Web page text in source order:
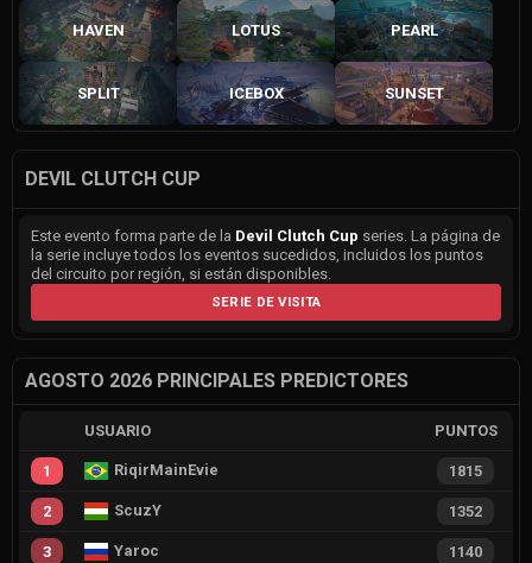
HAVEN LOTUS PEARL
SPLIT ICEBOX SUNSET
DEVIL CLUTCH CUP
Este evento forma parte de la Devil Clutch Cup series. La página de
la serie incluye todos los eventos sucedidos, incluidos los puntos
del circuito por región, si están disponibles.
SERIE DE VISITA
AGOSTO 2026 PRINCIPALES PREDICTORES
USUARIO PUNTOS
1 RiqirMainEvie 1815
2 ScuzY 1352
3 Yaroc 1140